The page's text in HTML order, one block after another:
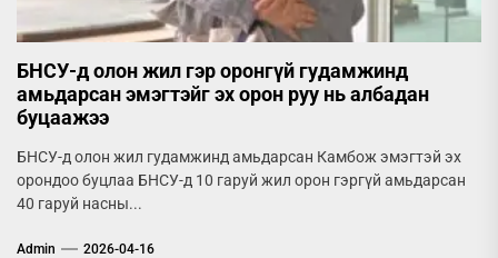
БНСУ-д олон жил гэр оронгүй гудамжинд
амьдарсан эмэгтэйг эх орон руу нь албадан
буцаажээ
БНСУ-д олон жил гудамжинд амьдарсан Камбож эмэгтэй эх
орондоо буцлаа БНСУ-д 10 гаруй жил орон гэргүй амьдарсан
40 гаруй насны...
Admin 2026-04-16